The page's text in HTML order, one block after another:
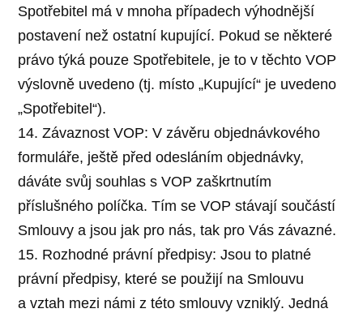
Spotřebitel má v mnoha případech výhodnější
postavení než ostatní kupující. Pokud se některé
právo týká pouze Spotřebitele, je to v těchto VOP
výslovně uvedeno (tj. místo „Kupující“ je uvedeno
„Spotřebitel“).
14. Závaznost VOP: V závěru objednávkového
formuláře, ještě před odesláním objednávky,
dáváte svůj souhlas s VOP zaškrtnutím
příslušného políčka. Tím se VOP stávají součástí
Smlouvy a jsou jak pro nás, tak pro Vás závazné.
15. Rozhodné právní předpisy: Jsou to platné
právní předpisy, které se použijí na Smlouvu
a vztah mezi námi z této smlouvy vzniklý. Jedná